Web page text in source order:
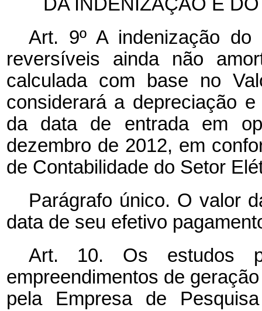
Art. 9º A indenização
reversíveis ainda não
calculada com base no
considerará a depreciação
da data de entrada em
dezembro de 2012, em
de Contabilidade do Setor
Parágrafo único. O valor
data de seu efetivo
Art. 10. Os estudos
empreendimentos de
pela Empresa de